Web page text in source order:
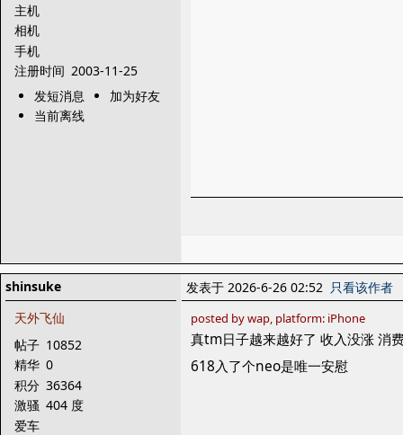
主机
相机
手机
注册时间 2003-11-25
发短消息
加为好友
当前离线
shinsuke
天外飞仙
帖子 10852
精华 0
积分 36364
激骚 404 度
爱车
发表于 2026-6-26 02:52 只看该作者
posted by wap, platform: iPhone
真tm日子越来越好了 收入没涨 消
618入了个neo是唯一安慰